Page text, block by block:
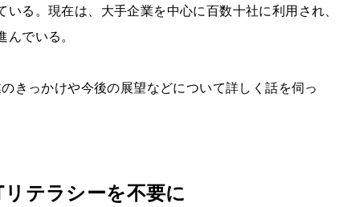
る。現在は、大手企業を中心に百数十社に利用され、
でいる。
きっかけや今後の展望などについて詳しく話を伺っ
テラシーを不要に